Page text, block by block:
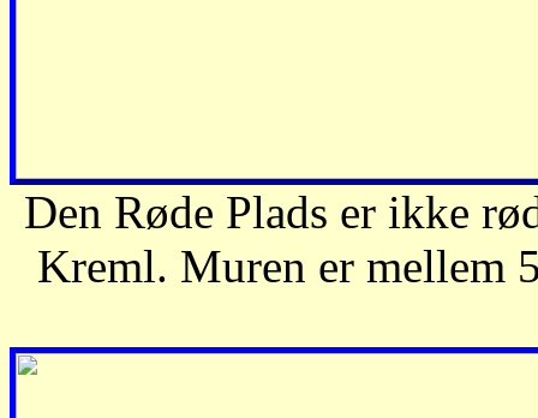
Den Røde Plads er ikke
Kreml. Muren er mellem